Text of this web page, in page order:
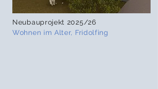
ZUSÄTZLICHE LEISTUNGEN
Neubauprojekt 2025/26
Wohnen im Alter, Fridolfing